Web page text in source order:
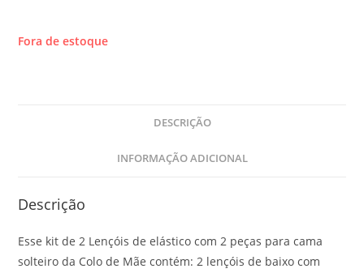
Fora de estoque
DESCRIÇÃO
INFORMAÇÃO ADICIONAL
Descrição
Esse kit de 2 Lençóis de elástico com 2 peças para cama
solteiro da Colo de Mãe contém: 2 lençóis de baixo com